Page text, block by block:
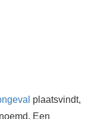
plaatsvindt,
Een